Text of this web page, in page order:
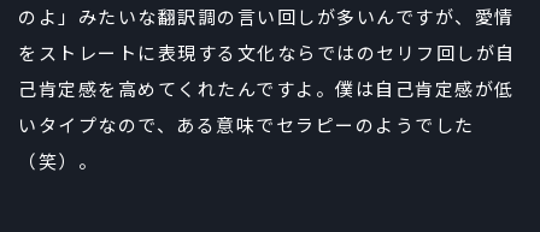
のよ」みたいな翻訳調の言い回しが多いんですが、愛情
をストレートに表現する文化ならではのセリフ回しが自
己肯定感を高めてくれたんですよ。僕は自己肯定感が低
いタイプなので、ある意味でセラピーのようでした
（笑）。